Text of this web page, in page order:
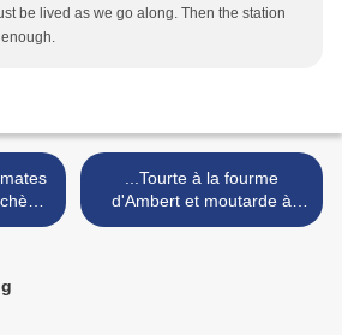
be lived as we go along. Then the station
...Tourte à la fourme
d'Ambert et moutarde à
l'ancienne... >